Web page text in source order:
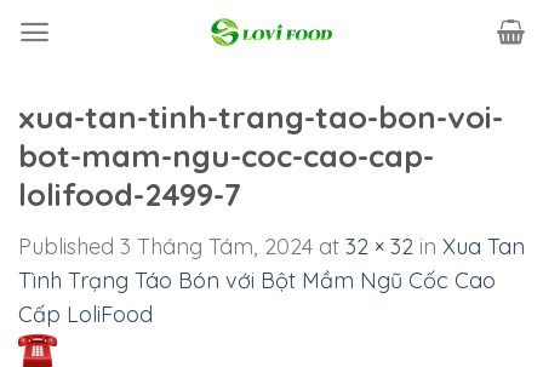
xua-tan-tinh-trang-tao-bon-voi-
bot-mam-ngu-coc-cao-cap-
lolifood-2499-7
Published 3 Tháng Tám, 2024 at 32 × 32 in Xua Tan
Tình Trạng Táo Bón với Bột Mầm Ngũ Cốc Cao
Cấp LoliFood